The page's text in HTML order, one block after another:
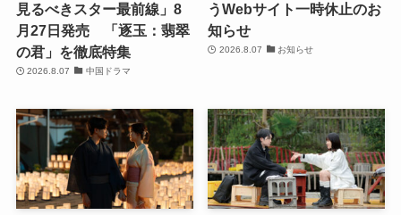
見るべきスター最前線」8
月27日発売 「逐玉：翡翠
の君」を徹底特集
2026.8.07 中国ドラマ
うWebサイト一時休止のお
知らせ
2026.8.07 お知らせ